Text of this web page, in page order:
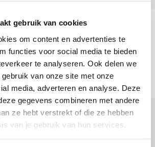
gebruik van cookies
om content en advertenties te
functies voor social media te bieden
te analyseren. Ook delen we
van onze site met onze
media, adverteren en analyse. Deze
gegevens combineren met andere
ze hebt verstrekt of die ze hebben
van je gebruik van hun services.
uit: geregisseerde
naar
veel vertrouwen in Ajax
wordt